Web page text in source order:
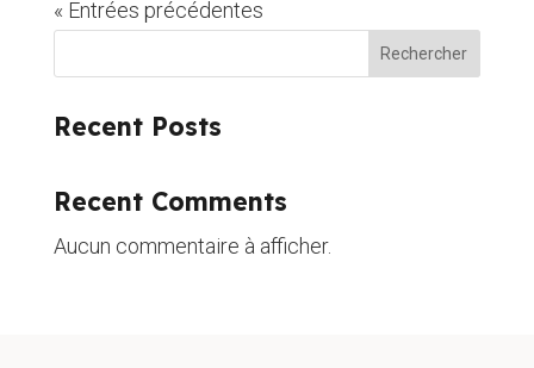
« Entrées précédentes
Rechercher
Recent Posts
Recent Comments
Aucun commentaire à afficher.